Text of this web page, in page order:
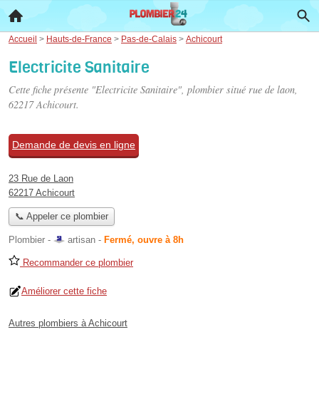
Accueil > Hauts-de-France > Pas-de-Calais > Achicourt
Electricite Sanitaire
Cette fiche présente "Electricite Sanitaire", plombier situé rue de laon,
62217 Achicourt.
Demande de devis en ligne
23 Rue de Laon
62217 Achicourt
📞 Appeler ce plombier
Plombier - artisan - Fermé, ouvre à 8h
Recommander ce plombier
Améliorer cette fiche
Autres plombiers à Achicourt